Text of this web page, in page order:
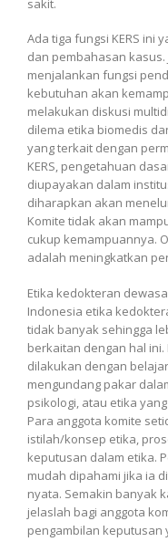
sakit.
Ada tiga fungsi KERS ini
dan pembahasan kasus.
menjalankan fungsi
kebutuhan akan
melakukan diskusi
dilema etika biomedis
yang terkait dengan
KERS, pengetahuan
diupayakan dalam
diharapkan akan
Komite tidak akan
cukup kemampuannya.
adalah meningkatkan
Etika kedokteran
Indonesia etika
tidak banyak sehingga
berkaitan dengan hal
dilakukan dengan
mengundang pakar
psikologi, atau etika
Para anggota komite
istilah/konsep etika,
keputusan dalam etika.
mudah dipahami jika ia
nyata. Semakin banyak
jelaslah bagi anggota
pengambilan keputusan